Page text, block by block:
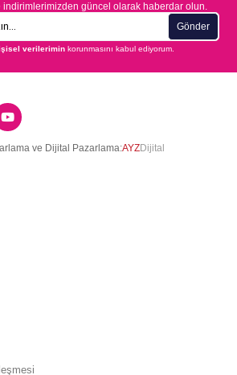
indirimlerimizden güncel olarak haberdar olun.
Gönder
verilerimin korunmasını kabul ediyorum.
ve Dijital Pazarlama:AYZDijital